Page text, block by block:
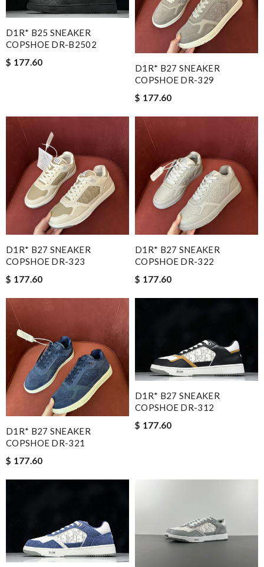
D1R* B25 SNEAKER
COPSHOE DR-B2502
$ 177.60
D1R* B27 SNEAKER
COPSHOE DR-329
$ 177.60
D1R* B27 SNEAKER
COPSHOE DR-323
$ 177.60
D1R* B27 SNEAKER
COPSHOE DR-322
$ 177.60
D1R* B27 SNEAKER
COPSHOE DR-321
$ 177.60
D1R* B27 SNEAKER
COPSHOE DR-312
$ 177.60